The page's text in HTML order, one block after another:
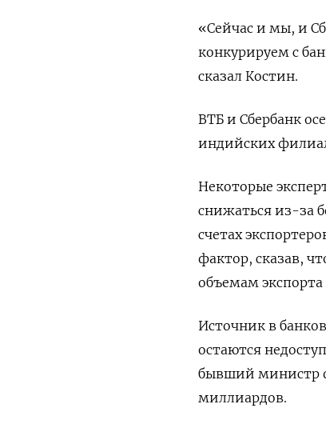
«Сейчас и мы, и
конкурируем с
сказал Костин.
ВТБ и Сбербанк
индийских
Некоторые
снижаться из-за
счетах
фактор, сказав,
объемам
Источник в
остаются
бывший министр
миллиардов.